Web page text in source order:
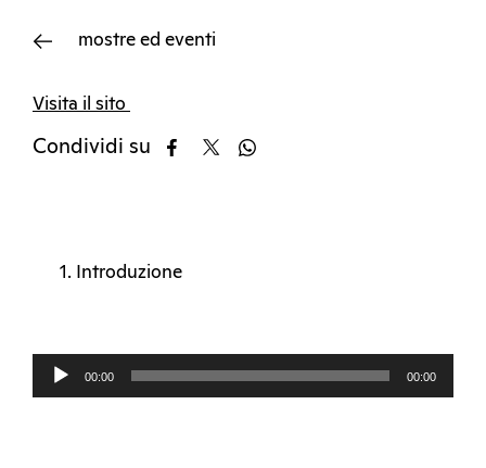
mostre ed eventi
Visita il sito
Condividi su
Introduzione
Audio
00:00 00:00